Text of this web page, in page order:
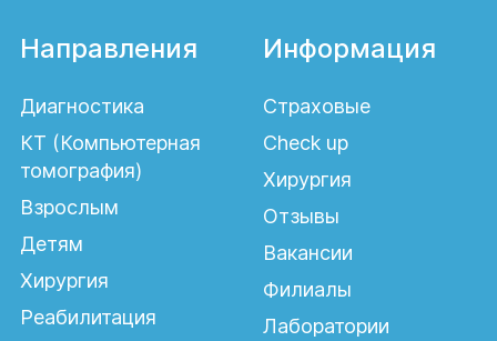
Направления
Диагностика
КТ (Компьютерная
томография)
Взрослым
Детям
Хирургия
Реабилитация
Информация
Страховые
Check up
Хирургия
Отзывы
Вакансии
Филиалы
Лаборатории